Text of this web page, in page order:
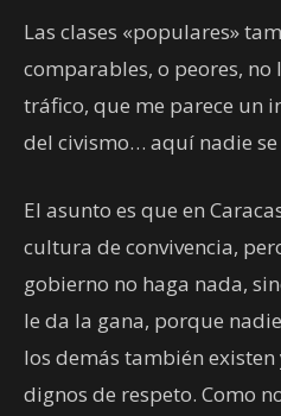
Las clases «populares»
comparables, o peores, no
tráfico, que me parece un
del civismo… aquí nadie se
El asunto es que en
cultura de convivencia,
gobierno no haga nada,
le da la gana, porque
los demás también
dignos de respeto. Como